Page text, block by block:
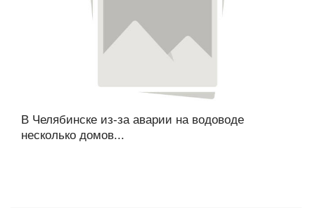
В Челябинске из-за аварии на водоводе
несколько домов...